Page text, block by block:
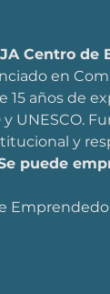
JA Centro de
en
15 años de
UNESCO.
y
puede